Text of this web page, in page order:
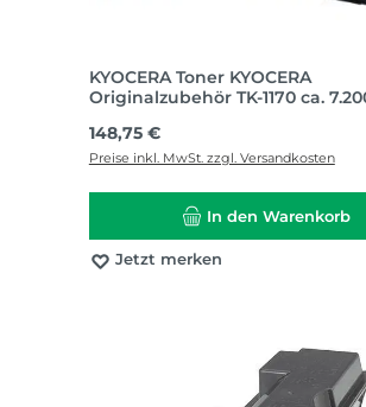
KYOCERA Toner KYOCERA
Originalzubehör TK-1170 ca.
Regulärer Preis:
148,75 €
Preise inkl. MwSt. zzgl. Versandkosten
In den Warenkorb
Jetzt merken